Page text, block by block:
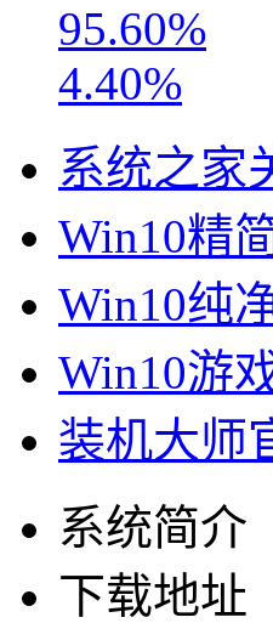
95.60%
4.40%
系统之家
Win10精
Win10纯
Win10游
装机大师
系统简介
下载地址